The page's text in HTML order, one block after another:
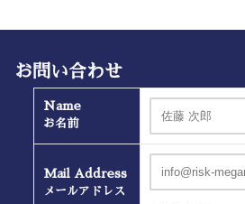
お問い合わせ
Name
お名前
Mail Address
メールアドレス